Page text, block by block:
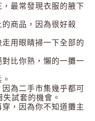
最常發現衣服的腋下
商品，因為很好殺
用眼睛掃一下全部的
比你熟，懶的一攤一
為二手市集幾乎都可
試套的機會。
，因為你不知道攤主